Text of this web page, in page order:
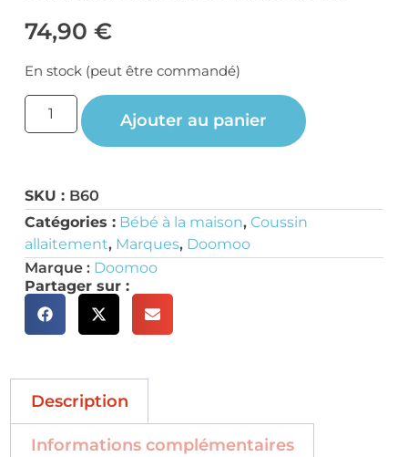
74,90 €
En stock (peut être commandé)
Ajouter au panier
SKU : B60
Catégories : Bébé à la maison, Coussin
allaitement, Marques, Doomoo
Marque : Doomoo
Partager sur :
Description
Informations complémentaires